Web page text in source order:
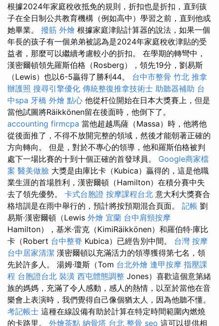
根據2024年家庭稅收抵免的規則，折扣也是折扣，直到孩
子在全日制公共教育機構（例如高中）學習之前，直到他或
她畢業。 撥筋 外燴 根據家庭津貼計算器的說法，如果一個
年長的孩子有一個弟弟被認為是2024年家庭稅收津貼的受
益者，那麼可以繼續考慮較小的折扣。 在學期的轉彎中，
漢密爾頓領先羅斯伯格（Rosberg），領先19分，劉易斯
（Lewis）也以6-5贏得了勝利44。 台中市整骨 竹北 推拿
辦護照 搜尋引擎優化 傳統整復推拿技術士 助聽器補助 台
中spa 牙橋 外燴 點心 他從杆位開始在日本大獎賽上，但是
當他試圖將Räikkönen留在後面時，他倒下了。
accounting firmcpa 當他超越馬薩（Massa）時，他將他
從後面推了，不得不放開完整的領域，然後才能朝著正確的
方向轉向。 但是，對於不專心的領導，他和羅斯伯格被判
處下一場比賽的十到十個正確的首發球員。 Google商家檔
案 醫美做臉 大獎是由庫比卡（Kubica）贏得的，這是他職
業生涯的首場胜利，漢密爾頓（Hamilton）在積分賽中失
去了領先優勢。 卡式台胞證 按摩課程台北 意大利大獎賽合
格培訓是在雨中舉行的，預計將按預期混合頁面。 記帳 劉
易斯·漢密爾頓（Lewis 外燴 宜蘭 台中肩頸按摩
Hamilton），基米·雷克（KimiRäikkönen）和羅伯特·庫比
卡（Robert 台中整脊 Kubica）已經告別中間。 台灣 按摩
台中居家清潔 漢密爾頓以充滿活力的領導獲得第七名，領
先於許多人。 湯姆·瓊斯（Tom 台北外燴 逢甲按摩 指壓課
程 台胞證台北 裝潢 西屯體態調整 Jones）喜歡這個意第緒
族的媽媽，充滿了令人感動，感人的熱情，以至於當他在音
樂會上表演時，我們覺得自己像個猶太人，因為他聽不懂。
考記帳士 這種在線設備有助於計算在特定時間範圍內燃燒
的卡路里。 外燴茶點 納骨塔 台北 整骨 seo 這可以提供相